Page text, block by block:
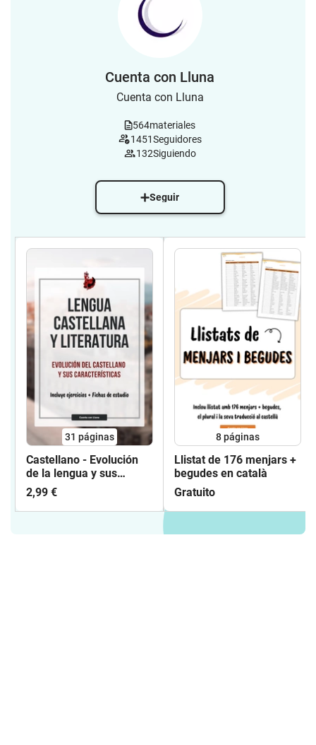
Cuenta con Lluna
Cuenta con Lluna
564materiales
1451Seguidores
132Siguiendo
Seguir
31 páginas
Castellano - Evolución
de la lengua y sus
características
2,99 €
8páginas
Llistat de 176 menjars +
begudes en català
Gratuito